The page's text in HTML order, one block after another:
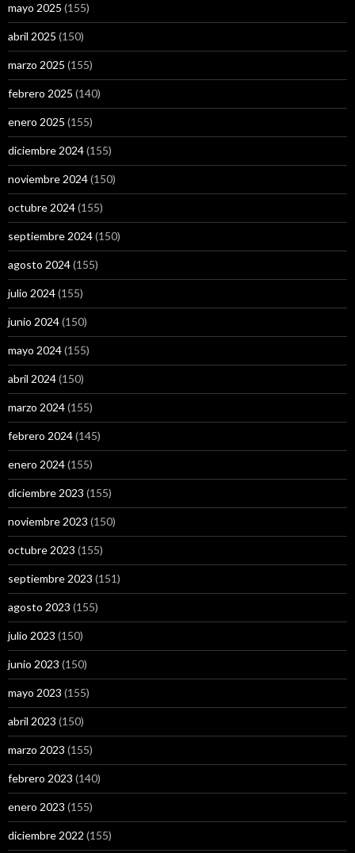
mayo 2025 (155)
abril 2025 (150)
marzo 2025 (155)
febrero 2025 (140)
enero 2025 (155)
diciembre 2024(155)
noviembre 2024(150)
octubre 2024(155)
septiembre 2024(150)
agosto 2024(155)
julio 2024(155)
junio 2024(150)
mayo 2024(155)
abril 2024(150)
marzo 2024(155)
febrero 2024(145)
enero 2024(155)
diciembre 2023 (155)
noviembre 2023 (150)
octubre 2023 (155)
septiembre 2023 (151)
agosto 2023 (155)
julio 2023 (150)
junio 2023 (150)
mayo 2023 (155)
abril 2023 (150)
marzo 2023 (155)
febrero 2023 (140)
enero 2023 (155)
diciembre 2022 (155)